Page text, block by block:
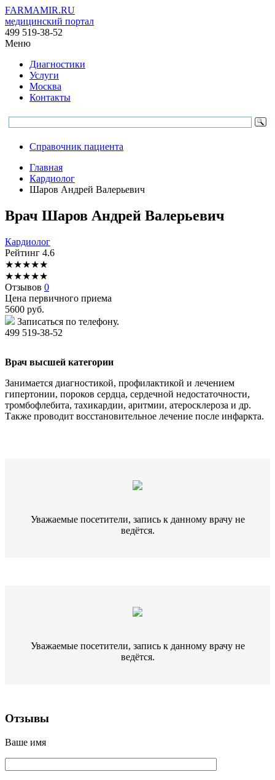
FARMAMIR.RU
медицинский портал
499 519-38-52
Меню
Диагностики
Услуги
Москва
Контакты
Справочник пациента
Главная
Кардиолог
Шаров Андрей Валерьевич
Врач Шаров Андрей Валерьевич
Кардиолог
Рейтинг 4.6
★★★★★
★★★★★
Отзывов 0
Цена первичного приема
5600 руб.
Записаться по телефону.
499 519-38-52
Врач высшей категории
Занимается диагностикой, профилактикой и лечением
гипертонии, пороков сердца, сердечной недостаточности,
тромбофлебита, тахикардии, аритмии, атеросклероза и др.
Также проводит восстановительное лечение после инфаркта.
Уважаемые посетители, запись к данному врачу не
ведётся.
Уважаемые посетители, запись к данному врачу не
ведётся.
Отзывы
Ваше имя